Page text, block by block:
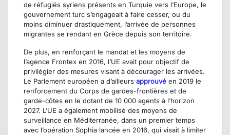
de réfugiés syriens présents en Turquie vers l’Europe, le
gouvernement turc s’engageait à faire cesser, ou du
moins diminuer drastiquement, l’arrivée de personnes
migrantes se rendant en Grèce depuis son territoire.
De plus, en renforçant le mandat et les moyens de
l’agence Frontex en 2016, l’UE avait pour objectif de
privilégier des mesures visant à décourager les arrivées.
Le Parlement européen a d’ailleurs approuvé en 2019 le
renforcement du Corps de gardes-frontières et de
garde-côtes en le dotant de 10 000 agents à l’horizon
2027. L’UE a également mobilisé des moyens de
surveillance en Méditerranée, dans un premier temps
avec l’opération Sophia lancée en 2016, qui visait à limiter